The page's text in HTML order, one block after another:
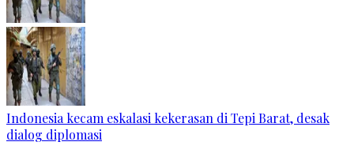
Indonesia kecam eskalasi kekerasan di Tepi Barat, desak
dialog diplomasi